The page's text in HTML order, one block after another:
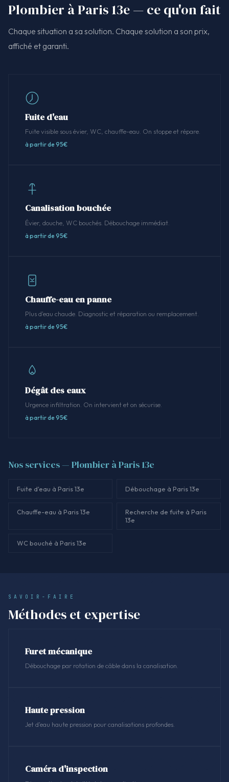
Plombier à Paris 13e — ce qu'on fait
Chaque situation a sa solution. Chaque solution a son prix,
affiché et garanti.
Fuite d'eau
Fuite visible sous évier, WC, chauffe-eau. On stoppe et répare.
à partir de 95€
Canalisation bouchée
Évier, douche, WC bouchés. Débouchage immédiat.
à partir de 95€
Chauffe-eau en panne
Plus d'eau chaude. Diagnostic et réparation ou remplacement.
à partir de 95€
Dégât des eaux
Urgence infiltration. On intervient et on sécurise.
à partir de 95€
Nos services — Plombier à Paris 13e
Fuite d'eau à Paris 13e Débouchage à Paris 13e
Chauffe-eau à Paris 13e
Recherche de fuite à Paris
13e
WC bouché à Paris 13e
SAVOIR-FAIRE
Méthodes et expertise
Furet mécanique
Débouchage par rotation de câble dans la canalisation.
Haute pression
Jet d'eau haute pression pour canalisations profondes.
Caméra d'inspection